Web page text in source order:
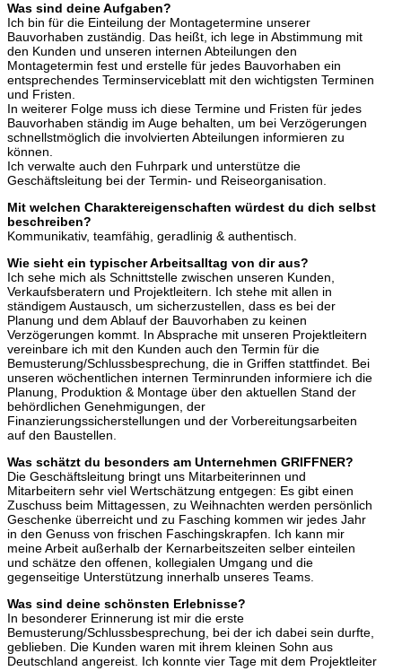
Was sind deine Aufgaben?
Ich bin für die Einteilung der Montagetermine unserer
Bauvorhaben zuständig. Das heißt, ich lege in Abstimmung mit
den Kunden und unseren internen Abteilungen den
Montagetermin fest und erstelle für jedes Bauvorhaben ein
entsprechendes Terminserviceblatt mit den wichtigsten Terminen
und Fristen.
In weiterer Folge muss ich diese Termine und Fristen für jedes
Bauvorhaben ständig im Auge behalten, um bei Verzögerungen
schnellstmöglich die involvierten Abteilungen informieren zu
können.
Ich verwalte auch den Fuhrpark und unterstütze die
Geschäftsleitung bei der Termin- und Reiseorganisation.
Mit welchen Charaktereigenschaften würdest du dich selbst
beschreiben?
Kommunikativ, teamfähig, geradlinig & authentisch.
Wie sieht ein typischer Arbeitsalltag von dir aus?
Ich sehe mich als Schnittstelle zwischen unseren Kunden,
Verkaufsberatern und Projektleitern. Ich stehe mit allen in
ständigem Austausch, um sicherzustellen, dass es bei der
Planung und dem Ablauf der Bauvorhaben zu keinen
Verzögerungen kommt. In Absprache mit unseren Projektleitern
vereinbare ich mit den Kunden auch den Termin für die
Bemusterung/Schlussbesprechung, die in Griffen stattfindet. Bei
unseren wöchentlichen internen Terminrunden informiere ich die
Planung, Produktion & Montage über den aktuellen Stand der
behördlichen Genehmigungen, der
Finanzierungssicherstellungen und der Vorbereitungsarbeiten
auf den Baustellen.
Was schätzt du besonders am Unternehmen GRIFFNER?
Die Geschäftsleitung bringt uns Mitarbeiterinnen und
Mitarbeitern sehr viel Wertschätzung entgegen: Es gibt einen
Zuschuss beim Mittagessen, zu Weihnachten werden persönlich
Geschenke überreicht und zu Fasching kommen wir jedes Jahr
in den Genuss von frischen Faschingskrapfen. Ich kann mir
meine Arbeit außerhalb der Kernarbeitszeiten selber einteilen
und schätze den offenen, kollegialen Umgang und die
gegenseitige Unterstützung innerhalb unseres Teams.
Was sind deine schönsten Erlebnisse?
In besonderer Erinnerung ist mir die erste
Bemusterung/Schlussbesprechung, bei der ich dabei sein durfte,
geblieben. Die Kunden waren mit ihrem kleinen Sohn aus
Deutschland angereist. Ich konnte vier Tage mit dem Projektleiter